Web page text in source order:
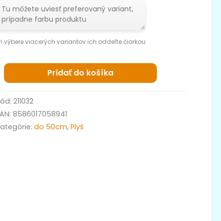
výbere viacerých variantov ich oddeľte čiarkou
Pridať do košíka
211032
8586017058941
do 50cm,Plyš